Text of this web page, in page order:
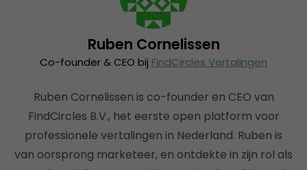
Ruben Cornelissen
Co-founder & CEO bij FindCircles Vertalingen
Ruben Cornelissen is co-founder en CEO van
FindCircles B.V., het eerste open platform voor
professionele vertalingen in Nederland. Ruben is
van oorsprong marketeer, en ontdekte in zijn rol als